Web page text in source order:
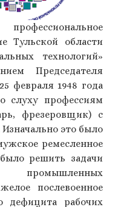
Тульской области
технологий»
Председателя
февраля 1948 года
слуху профессиям
фрезеровщик) с
это было
ремесленное
решить задачи
промышленных
послевоенное
дефицита рабочих